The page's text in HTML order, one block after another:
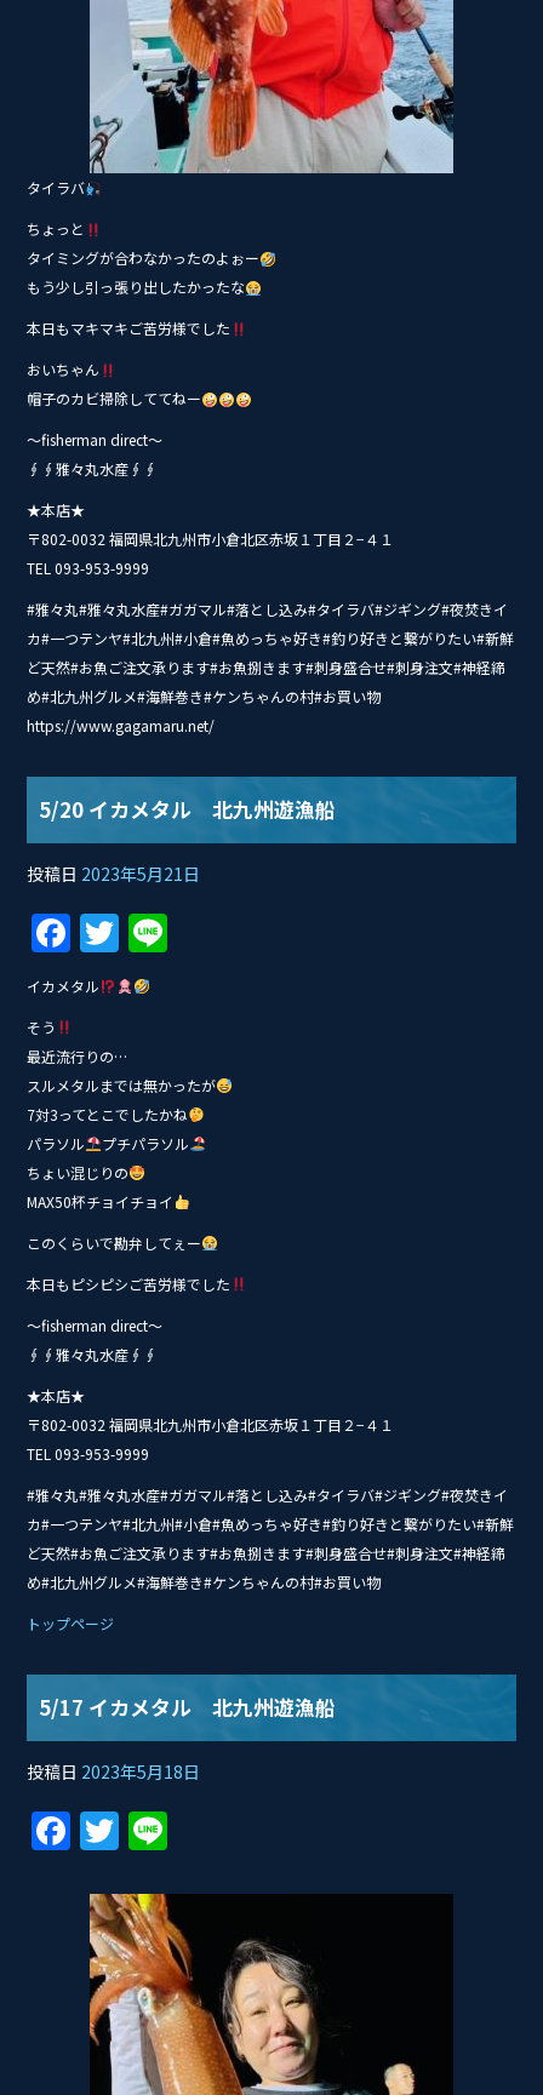
タイラバ
ちょっと
タイミングが合わなかったのよぉー
もう少し引っ張り出したかったな
本日もマキマキご苦労様でした
おいちゃん
帽子のカビ掃除しててねー
〜fisherman direct〜
∮∮雅々丸水産∮∮
★本店★
〒802-0032 福岡県北九州市小倉北区赤坂１丁目２−４１
TEL 093-953-9999
#雅々丸#雅々丸水産#ガガマル#落とし込み#タイ‭ラバ#ジギング#夜焚きイ
カ#一つテンヤ#北九州#小倉#魚めっちゃ好き#釣り好きと繋がりたい#新鮮
ど天然#お魚ご注文承ります#お魚捌きます#刺身盛合せ#刺身注文#神経締
め#北九州グルメ#海鮮巻き#ケンちゃんの村#お買い物
https://www.gagamaru.net/
5/20 イカメタル 北九州遊漁船
投稿日 2023年5月21日
F
a
c
e
b
o
o
k
T
w
itt
er
イカメタル
そう
最近流行りの…
スルメタルまでは無かったが
7対3ってとこでしたかね
パラソル
プチパラソル
ちょい混じりの
MAX50杯チョイチョイ
このくらいで勘弁してぇー
本日もピシピシご苦労様でした
〜fisherman direct〜
∮∮雅々丸水産∮∮
★本店★
〒802-0032 福岡県北九州市小倉北区赤坂１丁目２−４１
TEL 093-953-9999
#雅々丸#雅々丸水産#ガガマル#落とし込み#タイ‭ラバ#ジギング#夜焚きイ
カ#一つテンヤ#北九州#小倉#魚めっちゃ好き#釣り好きと繋がりたい#新鮮
ど天然#お魚ご注文承ります#お魚捌きます#刺身盛合せ#刺身注文#神経締
め#北九州グルメ#海鮮巻き#ケンちゃんの村#お買い物
トップページ
5/17 イカメタル 北九州遊漁船
投稿日 2023年5月18日
F
a
c
e
b
o
o
T
w
itt
er
e